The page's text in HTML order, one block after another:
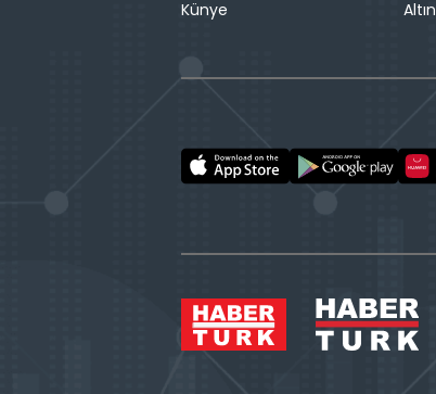
Künye